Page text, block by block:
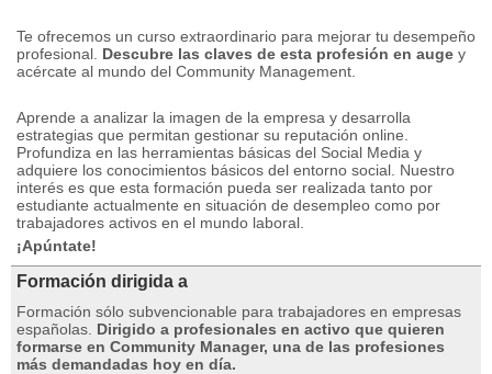
Te ofrecemos un curso extraordinario para mejorar tu desempeño
profesional. Descubre las claves de esta profesión en auge y
acércate al mundo del Community Management.
Aprende a analizar la imagen de la empresa y desarrolla
estrategias que permitan gestionar su reputación online.
Profundiza en las herramientas básicas del Social Media y
adquiere los conocimientos básicos del entorno social. Nuestro
interés es que esta formación pueda ser realizada tanto por
estudiante actualmente en situación de desempleo como por
trabajadores activos en el mundo laboral.
¡Apúntate!
Formación dirigida a
Formación sólo subvencionable para trabajadores en empresas
españolas. Dirigido a profesionales en activo que quieren
formarse en Community Manager, una de las profesiones
más demandadas hoy en día.